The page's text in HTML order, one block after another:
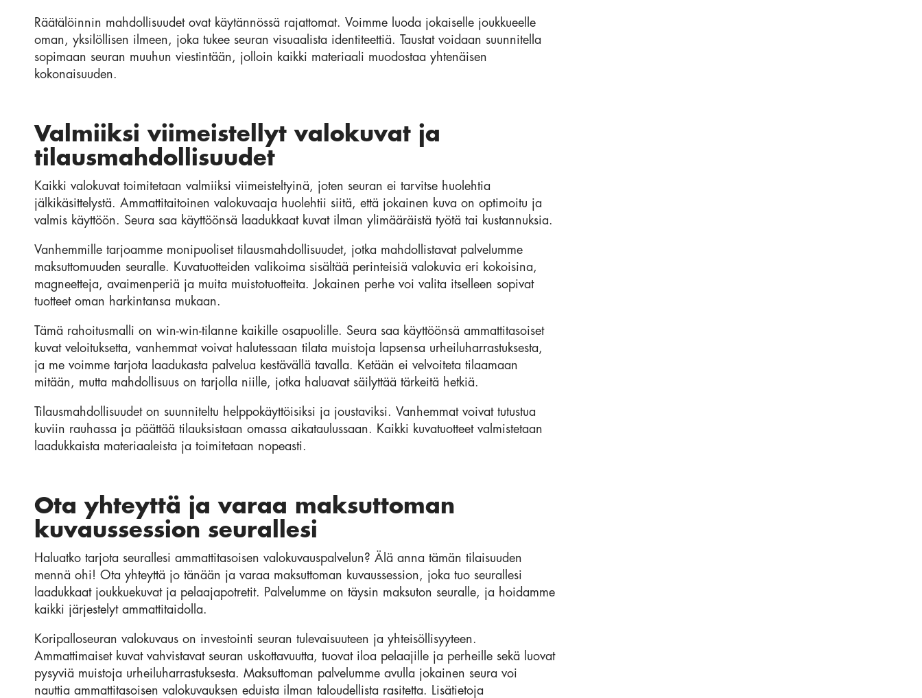
Räätälöinnin mahdollisuudet ovat käytännössä rajattomat. Voimme luoda jokaiselle joukkueelle
oman, yksilöllisen ilmeen, joka tukee seuran visuaalista identiteettiä. Taustat voidaan suunnitella
sopimaan seuran muuhun viestintään, jolloin kaikki materiaali muodostaa yhtenäisen
kokonaisuuden.
Valmiiksi viimeistellyt valokuvat ja
tilausmahdollisuudet
Kaikki valokuvat toimitetaan valmiiksi viimeisteltyinä, joten seuran ei tarvitse huolehtia
jälkikäsittelystä. Ammattitaitoinen valokuvaaja huolehtii siitä, että jokainen kuva on optimoitu ja
valmis käyttöön. Seura saa käyttöönsä laadukkaat kuvat ilman ylimääräistä työtä tai kustannuksia.
Vanhemmille tarjoamme monipuoliset tilausmahdollisuudet, jotka mahdollistavat palvelumme
maksuttomuuden seuralle. Kuvatuotteiden valikoima sisältää perinteisiä valokuvia eri kokoisina,
magneetteja, avaimenperiä ja muita muistotuotteita. Jokainen perhe voi valita itselleen sopivat
tuotteet oman harkintansa mukaan.
Tämä rahoitusmalli on win-win-tilanne kaikille osapuolille. Seura saa käyttöönsä ammattitasoiset
kuvat veloituksetta, vanhemmat voivat halutessaan tilata muistoja lapsensa urheiluharrastuksesta,
ja me voimme tarjota laadukasta palvelua kestävällä tavalla. Ketään ei velvoiteta tilaamaan
mitään, mutta mahdollisuus on tarjolla niille, jotka haluavat säilyttää tärkeitä hetkiä.
Tilausmahdollisuudet on suunniteltu helppokäyttöisiksi ja joustaviksi. Vanhemmat voivat tutustua
kuviin rauhassa ja päättää tilauksistaan omassa aikataulussaan. Kaikki kuvatuotteet valmistetaan
laadukkaista materiaaleista ja toimitetaan nopeasti.
Ota yhteyttä ja varaa maksuttoman
kuvaussession seurallesi
Haluatko tarjota seurallesi ammattitasoisen valokuvauspalvelun? Älä anna tämän tilaisuuden
mennä ohi! Ota yhteyttä jo tänään ja varaa maksuttoman kuvaussession, joka tuo seurallesi
laadukkaat joukkuekuvat ja pelaajapotretit. Palvelumme on täysin maksuton seuralle, ja hoidamme
kaikki järjestelyt ammattitaidolla.
Koripalloseuran valokuvaus on investointi seuran tulevaisuuteen ja yhteisöllisyyteen.
Ammattimaiset kuvat vahvistavat seuran uskottavuutta, tuovat iloa pelaajille ja perheille sekä luovat
pysyviä muistoja urheiluharrastuksesta. Maksuttoman palvelumme avulla jokainen seura voi
nauttia ammattitasoisen valokuvauksen eduista ilman taloudellista rasitetta. Lisätietoja